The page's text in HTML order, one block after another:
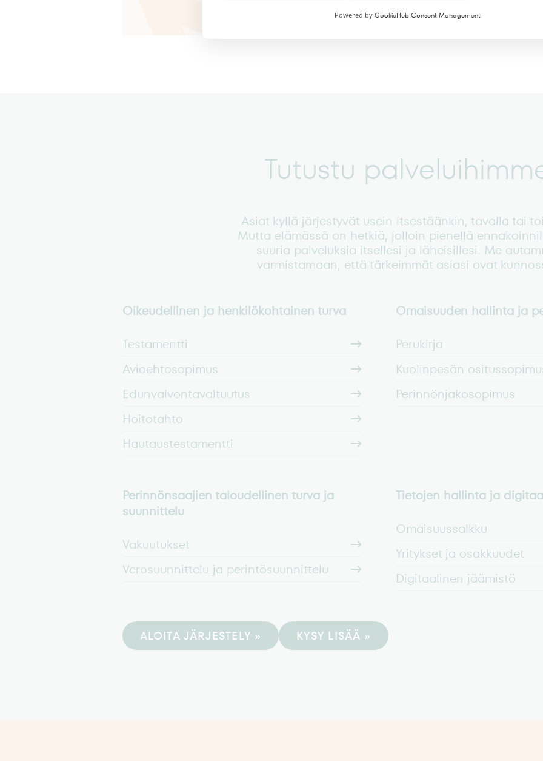
Powered by CookieHub Consent Management
Tutustu
Asiat kyllä järjestyvät usein itsestäänkin, tavalla tai
Mutta elämässä on hetkiä, jolloin pienellä
suuria palveluksia itsellesi ja läheisillesi. Me
varmistamaan, että tärkeimmät asiasi ovat
Oikeudellinen ja henkilökohtainen turva
Testamentti
Avioehtosopimus
Edunvalvontavaltuutus
Hoitotahto
Hautaustestamentti
Omaisuuden hallinta ja
Perukirja
Kuolinpesän
Perinnönjakosopimus
Perinnönsaajien taloudellinen turva ja
suunnittelu
Vakuutukset
Verosuunnittelu ja perintösuunnittelu
Tietojen hallinta ja
Omaisuussalkku
Yritykset ja osakkuudet
Digitaalinen jäämistö
ALOITA JÄRJESTELY » KYSY LISÄÄ »